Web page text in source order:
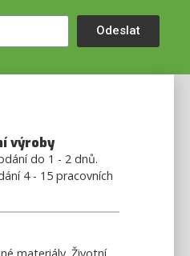
Odeslat
výroby
do 1 - 2 dnů.
4 - 15 pracovních
materiály. Životní